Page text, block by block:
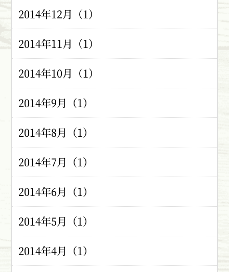
2014年12月（1）
2014年11月（1）
2014年10月（1）
2014年9月（1）
2014年8月（1）
2014年7月（1）
2014年6月（1）
2014年5月（1）
2014年4月（1）